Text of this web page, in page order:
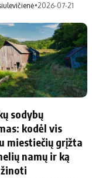
•2026-07-21
sodybų
kodėl vis
miestiečių grįžta
namų ir ką